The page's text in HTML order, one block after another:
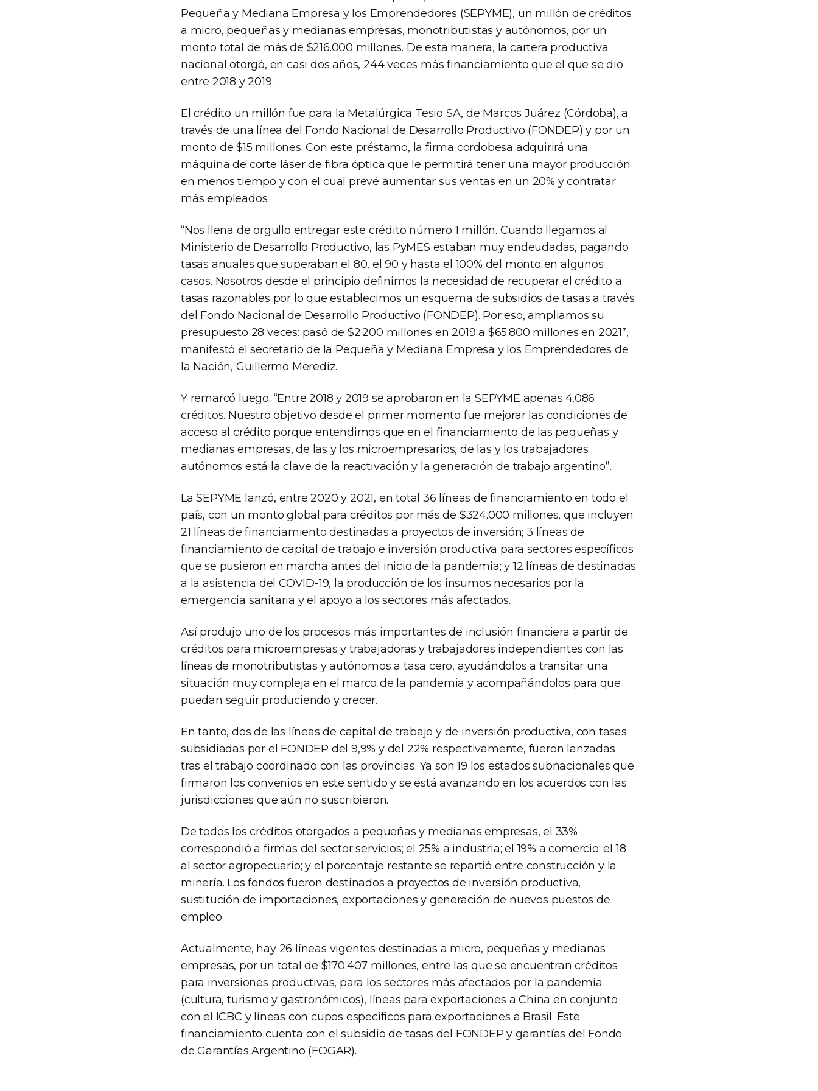
Pequeña y Mediana Empresa y los Emprendedores (SEPYME), un millón de créditos
a micro, pequeñas y medianas empresas, monotributistas y autónomos, por un
monto total de más de $216.000 millones. De esta manera, la cartera productiva
nacional otorgó, en casi dos años, 244 veces más financiamiento que el que se dio
entre 2018 y 2019.
El crédito un millón fue para la Metalúrgica Tesio SA, de Marcos Juárez (Córdoba), a
través de una línea del Fondo Nacional de Desarrollo Productivo (FONDEP) y por un
monto de $15 millones. Con este préstamo, la firma cordobesa adquirirá una
máquina de corte láser de fibra óptica que le permitirá tener una mayor producción
en menos tiempo y con el cual prevé aumentar sus ventas en un 20% y contratar
más empleados.
“Nos llena de orgullo entregar este crédito número 1 millón. Cuando llegamos al
Ministerio de Desarrollo Productivo, las PyMES estaban muy endeudadas, pagando
tasas anuales que superaban el 80, el 90 y hasta el 100% del monto en algunos
casos. Nosotros desde el principio definimos la necesidad de recuperar el crédito a
tasas razonables por lo que establecimos un esquema de subsidios de tasas a través
del Fondo Nacional de Desarrollo Productivo (FONDEP). Por eso, ampliamos su
presupuesto 28 veces: pasó de $2.200 millones en 2019 a $65.800 millones en 2021”,
manifestó el secretario de la Pequeña y Mediana Empresa y los Emprendedores de
la Nación, Guillermo Merediz.
Y remarcó luego: “Entre 2018 y 2019 se aprobaron en la SEPYME apenas 4.086
créditos. Nuestro objetivo desde el primer momento fue mejorar las condiciones de
acceso al crédito porque entendimos que en el financiamiento de las pequeñas y
medianas empresas, de las y los microempresarios, de las y los trabajadores
autónomos está la clave de la reactivación y la generación de trabajo argentino”.
La SEPYME lanzó, entre 2020 y 2021, en total 36 líneas de financiamiento en todo el
país, con un monto global para créditos por más de $324.000 millones, que incluyen
21 líneas de financiamiento destinadas a proyectos de inversión; 3 líneas de
financiamiento de capital de trabajo e inversión productiva para sectores específicos
que se pusieron en marcha antes del inicio de la pandemia; y 12 líneas de destinadas
a la asistencia del COVID-19, la producción de los insumos necesarios por la
emergencia sanitaria y el apoyo a los sectores más afectados.
Así produjo uno de los procesos más importantes de inclusión financiera a partir de
créditos para microempresas y trabajadoras y trabajadores independientes con las
líneas de monotributistas y autónomos a tasa cero, ayudándolos a transitar una
situación muy compleja en el marco de la pandemia y acompañándolos para que
puedan seguir produciendo y crecer.
En tanto, dos de las líneas de capital de trabajo y de inversión productiva, con tasas
subsidiadas por el FONDEP del 9,9% y del 22% respectivamente, fueron lanzadas
tras el trabajo coordinado con las provincias. Ya son 19 los estados subnacionales que
firmaron los convenios en este sentido y se está avanzando en los acuerdos con las
jurisdicciones que aún no suscribieron.
De todos los créditos otorgados a pequeñas y medianas empresas, el 33%
correspondió a firmas del sector servicios; el 25% a industria; el 19% a comercio; el 18
al sector agropecuario; y el porcentaje restante se repartió entre construcción y la
minería. Los fondos fueron destinados a proyectos de inversión productiva,
sustitución de importaciones, exportaciones y generación de nuevos puestos de
empleo.
Actualmente, hay 26 líneas vigentes destinadas a micro, pequeñas y medianas
empresas, por un total de $170.407 millones, entre las que se encuentran créditos
para inversiones productivas, para los sectores más afectados por la pandemia
(cultura, turismo y gastronómicos), líneas para exportaciones a China en conjunto
con el ICBC y líneas con cupos específicos para exportaciones a Brasil. Este
financiamiento cuenta con el subsidio de tasas del FONDEP y garantías del Fondo
de Garantías Argentino (FOGAR).